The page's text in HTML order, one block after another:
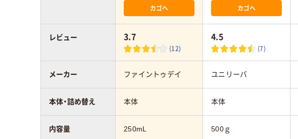
カゴへ カゴへ
3.7
(12)
4.5
(7)
ファイントゥデイ ユニリーバ
本体 本体
250mL 500ｇ
レビュー
メーカー
本体・詰め替え
内容量